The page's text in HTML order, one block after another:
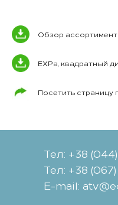
Обзор
EXPa, квадратный
Посетить страницу
Тел: +38
Тел: +38
Е-mail: